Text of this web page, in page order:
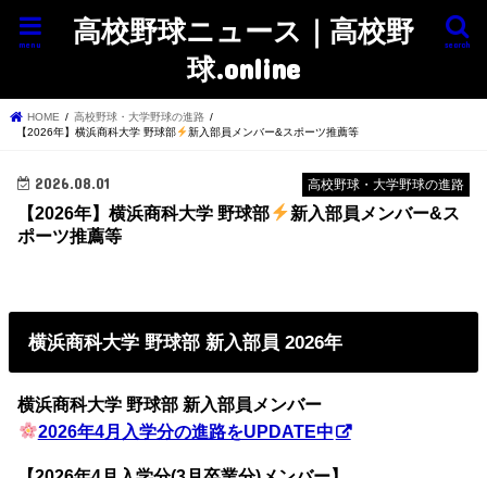
高校野球ニュース｜高校野
球.online
search
menu
HOME
高校野球・大学野球の進路
【2026年】横浜商科大学 野球部
新入部員メンバー&スポーツ推薦等
高校野球・大学野球の進路
2026.08.01
【2026年】横浜商科大学 野球部
新入部員メンバー&ス
ポーツ推薦等
横浜商科大学 野球部 新入部員 2026年
横浜商科大学 野球部 新入部員メンバー
2026年4月入学分の進路をUPDATE中